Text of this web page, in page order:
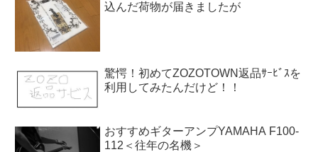
込んだ荷物が届きましたが
驚愕！初めてZOZOTOWN返品ｻｰﾋﾞｽを
利用してみたんだけど！！
おすすめギターアンプYAMAHA F100-
112＜往年の名機＞